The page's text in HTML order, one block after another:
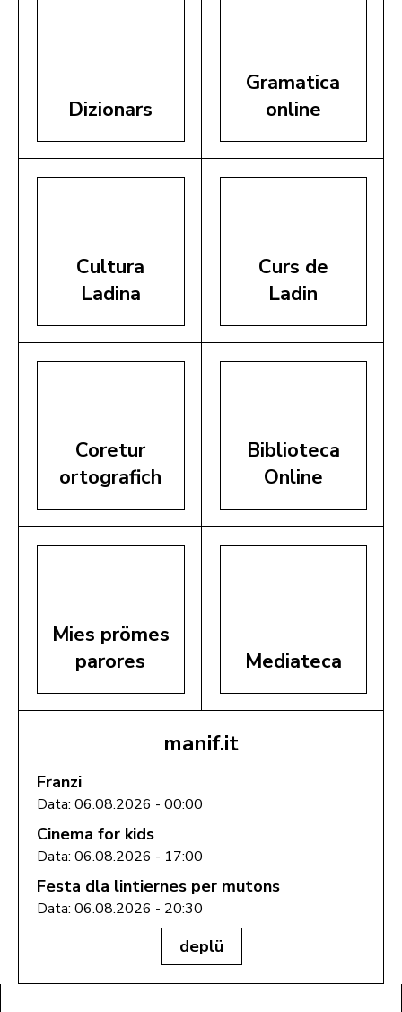
Dizionars
Gramatica
online
Cultura
Ladina
Curs de
Ladin
Coretur
ortografich
Biblioteca
Online
Mies prömes
parores
Mediateca
manif.it
Franzi
Data: 06.08.2026 - 00:00
Cinema for kids
Data: 06.08.2026 - 17:00
Festa dla lintiernes per mutons
Data: 06.08.2026 - 20:30
deplü